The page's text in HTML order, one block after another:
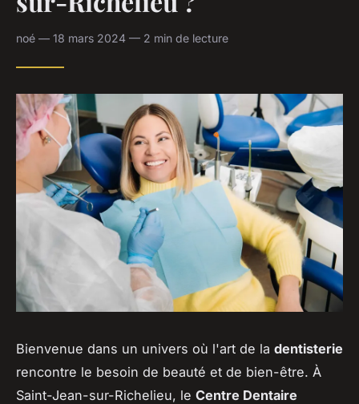
noé — 18 mars 2024 — 2 min de lecture
Bienvenue dans un univers où l'art de la dentisterie
rencontre le besoin de beauté et de bien-être. À
Saint-Jean-sur-Richelieu, le Centre Dentaire